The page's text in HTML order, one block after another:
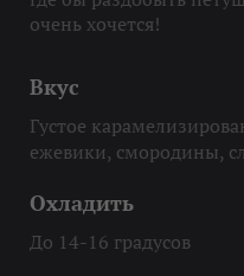
очень хочется!
Вкус
Густое
ежевики, смородины,
Охладить
До 14-16 градусов